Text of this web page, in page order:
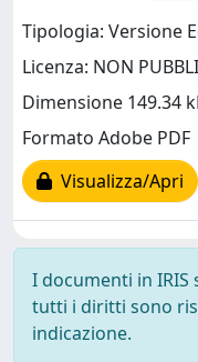
Tipologia: Versione
Licenza: NON
Dimensione 149.34
Formato Adobe PDF
Visualizza/Apri
I documenti in
tutti i diritti sono
indicazione.